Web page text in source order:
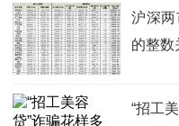
沪深
的整数
“招工